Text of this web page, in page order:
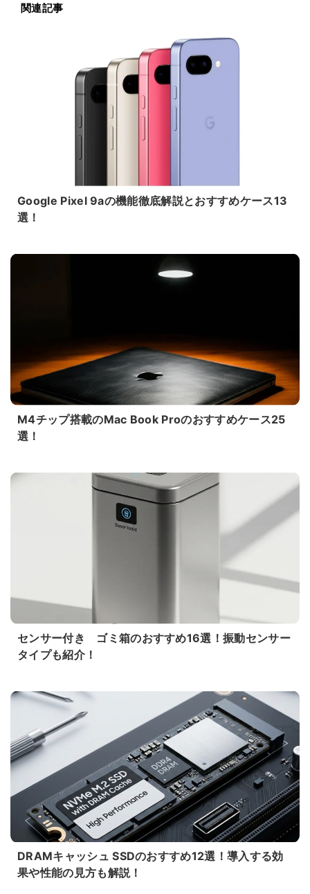
関連記事
Google Pixel 9aの機能徹底解説とおすすめケース13
選！
M4チップ搭載のMac Book Proのおすすめケース25
選！
センサー付き ゴミ箱のおすすめ16選！振動センサー
タイプも紹介！
DRAMキャッシュ SSDのおすすめ12選！導入する効
果や性能の見方も解説！